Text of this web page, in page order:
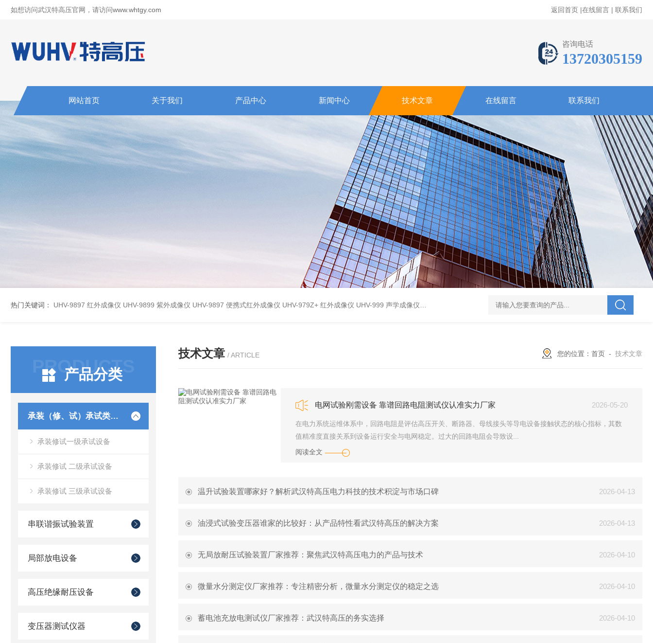
如想访问武汉特高压官网，请访问www.whtgy.com 返回首页 |在线留言 | 联系我们
咨询电话
13720305159
网站首页 关于我们 产品中心 新闻中心 技术文章 在线留言 联系我们
热门关键词： UHV-9897 红外成像仪 UHV-9899 紫外成像仪 UHV-9897 便携式红外成像仪 UHV-979Z+ 红外成像仪 UHV-999 声学成像仪 UHV-995 电力综合试验车 UHV-701 级差配合测试仪 UHV-646 全自动水溶
PRODUCTS
产品分类
承装（修、试）承试类仪器
承装修试一级承试设备
承装修试 二级承试设备
承装修试 三级承试设备
串联谐振试验装置
局部放电设备
高压绝缘耐压设备
变压器测试仪器
技术文章 / ARTICLE 您的位置： 首页 - 技术文章
电网试验刚需设备 靠谱回路电阻测试仪认准实力厂家 2026-05-20
在电力系统运维体系中，回路电阻是评估高压开关、断路器、母线接头等导电设备接触状态的核心指标，其数
值精准度直接关系到设备运行安全与电网稳定。过大的回路电阻会导致设...
阅读全文
温升试验装置哪家好？解析武汉特高压电力科技的技术积淀与市场口碑 2026-04-13
油浸式试验变压器谁家的比较好：从产品特性看武汉特高压的解决方案 2026-04-13
无局放耐压试验装置厂家推荐：聚焦武汉特高压电力的产品与技术 2026-04-10
微量水分测定仪厂家推荐：专注精密分析，微量水分测定仪的稳定之选 2026-04-10
蓄电池充放电测试仪厂家推荐：武汉特高压的务实选择 2026-04-10